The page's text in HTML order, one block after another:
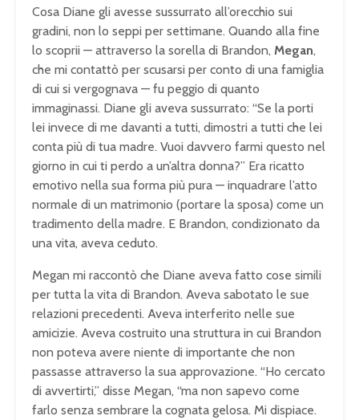
Cosa Diane gli avesse sussurrato all’orecchio sui
gradini, non lo seppi per settimane. Quando alla fine
lo scoprii — attraverso la sorella di Brandon, Megan,
che mi contattò per scusarsi per conto di una famiglia
di cui si vergognava — fu peggio di quanto
immaginassi. Diane gli aveva sussurrato: “Se la porti
lei invece di me davanti a tutti, dimostri a tutti che lei
conta più di tua madre. Vuoi davvero farmi questo nel
giorno in cui ti perdo a un’altra donna?” Era ricatto
emotivo nella sua forma più pura — inquadrare l’atto
normale di un matrimonio (portare la sposa) come un
tradimento della madre. E Brandon, condizionato da
una vita, aveva ceduto.
Megan mi raccontò che Diane aveva fatto cose simili
per tutta la vita di Brandon. Aveva sabotato le sue
relazioni precedenti. Aveva interferito nelle sue
amicizie. Aveva costruito una struttura in cui Brandon
non poteva avere niente di importante che non
passasse attraverso la sua approvazione. “Ho cercato
di avvertirti,” disse Megan, “ma non sapevo come
farlo senza sembrare la cognata gelosa. Mi dispiace.